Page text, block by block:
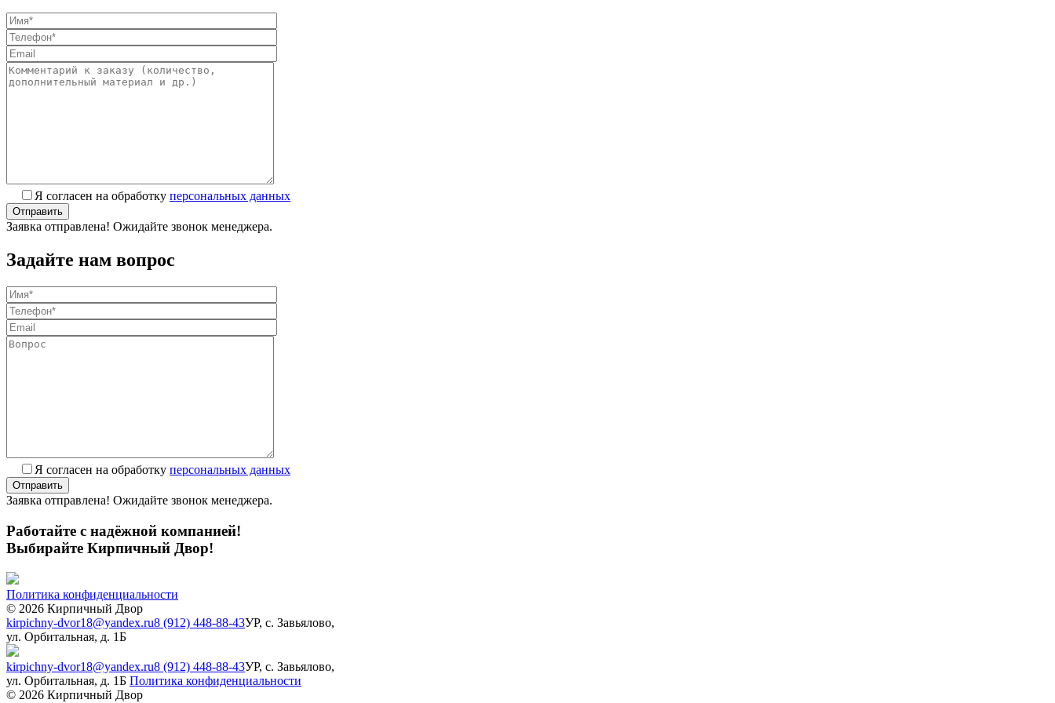
Я согласен на обработку персональных данных
Заявка отправлена! Ожидайте звонок менеджера.
Задайте нам вопрос
Я согласен на обработку персональных данных
Заявка отправлена! Ожидайте звонок менеджера.
Работайте с надёжной компанией!
Выбирайте Кирпичный Двор!
Политика конфиденциальности
© 2026 Кирпичный Двор
kirpichny-dvor18@yandex.ru8 (912) 448-88-43УР, с. Завьялово,
ул. Орбитальная, д. 1Б
kirpichny-dvor18@yandex.ru8 (912) 448-88-43УР, с. Завьялово,
ул. Орбитальная, д. 1Б Политика конфиденциальности
© 2026 Кирпичный Двор